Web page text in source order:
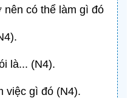
nên có thể làm gì đó
là... (N4).
việc gì đó (N4).